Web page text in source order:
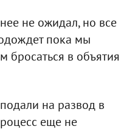
не ожидал, но все
пока мы
бросаться в объятия
на развод в
еще не